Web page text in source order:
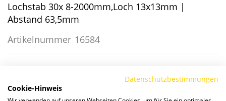
Lochstab 30x 8-2000mm,Loch 13x13mm |
Abstand 63,5mm
Artikelnummer 16584
Datenschutzbestimmungen
Cookie-Hinweis